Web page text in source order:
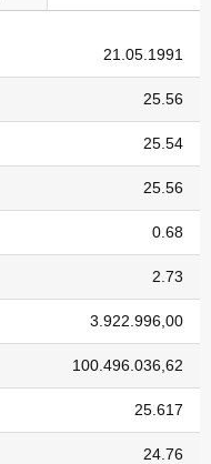
21.05.1991
25.56
25.54
25.56
0.68
2.73
3.922.996,00
100.496.036,62
25.617
24.76